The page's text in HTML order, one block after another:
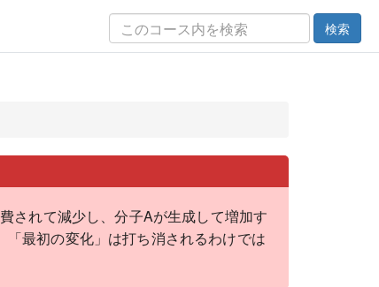
検索
れて減少し、分子Aが生成して増加す
最初の変化」は打ち消されるわけでは